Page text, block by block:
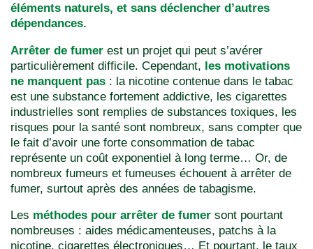
éléments naturels, et sans déclencher d’autres
dépendances.
Arrêter de fumer est un projet qui peut s’avérer
particulièrement difficile. Cependant, les motivations
ne manquent pas : la nicotine contenue dans le tabac
est une substance fortement addictive, les cigarettes
industrielles sont remplies de substances toxiques, les
risques pour la santé sont nombreux, sans compter que
le fait d’avoir une forte consommation de tabac
représente un coût exponentiel à long terme… Or, de
nombreux fumeurs et fumeuses échouent à arrêter de
fumer, surtout après des années de tabagisme.
Les méthodes pour arrêter de fumer sont pourtant
nombreuses : aides médicamenteuses, patchs à la
nicotine, cigarettes électroniques… Et pourtant, le taux